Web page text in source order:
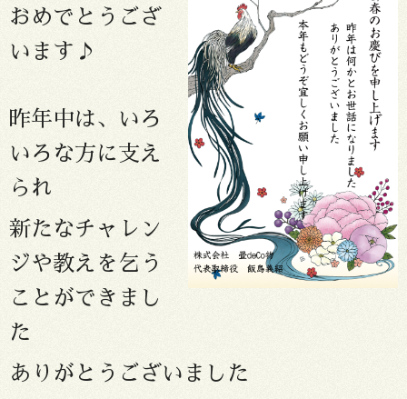
おめでとうござ
います♪
昨年中は、いろ
いろな方に支え
られ
新たなチャレン
ジや教えを乞う
ことができまし
た
ありがとうございました